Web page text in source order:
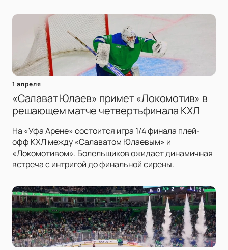
1 апреля
«Салават Юлаев» примет «Локомотив» в
решающем матче четвертьфинала КХЛ
На «Уфа Арене» состоится игра 1/4 финала плей-
офф КХЛ между «Салаватом Юлаевым» и
«Локомотивом». Болельщиков ожидает динамичная
встреча с интригой до финальной сирены.